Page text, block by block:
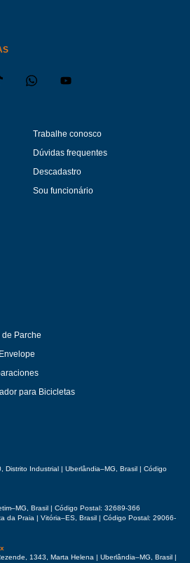
Trabalhe conosco
Dúvidas frequentes
Descadastro
Sou funcionário
de Parche
para Bicicletas
Distrito Industrial | Uberlândia–MG, Brasil | Código
Brasil | Código Postal: 32689-366
da Praia | Vitória–ES, Brasil | Código Postal: 29066-
1343, Marta Helena | Uberlândia–MG, Brasil |